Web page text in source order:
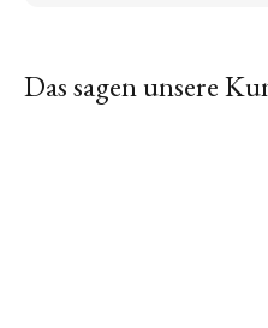
Das sagen unsere